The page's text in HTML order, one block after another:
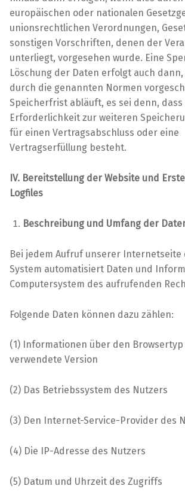
europäischen oder nationalen
unionsrechtlichen Verordnungen,
sonstigen Vorschriften, denen der
unterliegt, vorgesehen wurde. Eine
Löschung der Daten erfolgt auch
durch die genannten Normen
Speicherfrist abläuft, es sei denn, dass
Erforderlichkeit zur weiteren
für einen Vertragsabschluss oder eine
Vertragserfüllung besteht.
IV. Bereitstellung der Website und
Logfiles
Beschreibung und Umfang der
Bei jedem Aufruf unserer
System automatisiert Daten und
Computersystem des aufrufenden
Folgende Daten können dazu zählen:
(1) Informationen über den
verwendete Version
(2) Das Betriebssystem des Nutzers
(3) Den Internet-Service-Provider des
(4) Die IP-Adresse des Nutzers
(5) Datum und Uhrzeit des Zugriffs